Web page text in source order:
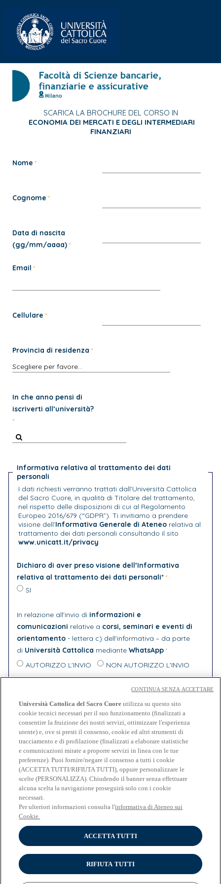
SCARICA LA BROCHURE DEL CORSO IN
ECONOMIA DEI MERCATI E DEGLI INTERMEDIARI
FINANZIARI
Nome
Cognome
Data di nascita
(gg/mm/aaaa)
Email
Cellulare
Provincia di residenza
In che anno pensi di
iscriverti all’università?
Informativa relativa al trattamento dei dati
personali
I dati richiesti verranno trattati dall’Università Cattolica
del Sacro Cuore, in qualità di Titolare del trattamento,
nel rispetto delle disposizioni di cui al Regolamento
Europeo 2016/679 (“GDPR”). Ti invitiamo a prendere
visione dell’Informativa Generale di Ateneo relativa al
trattamento dei dati personali consultando il sito
www.unicatt.it/privacy
Dichiaro di aver preso visione dell’Informativa
relativa al trattamento dei dati personali*
SI
In relazione all'invio di informazioni e
comunicazioni relative a corsi, seminari e eventi di
orientamento - lettera c) dell'informativa – da parte
di Università Cattolica mediante WhatsApp
AUTORIZZO L'INVIO
NON AUTORIZZO L'INVIO
comunicazioni e materiale
informativoaventi come oggetto:iscrizione ad eventi
organizzati da partner di Università Cattolicae/o
soggetti terzi, attività promozionali, indagini legate
a iniziative di ricerca
- lettera e) dell'Informativa
PRESTO IL CONSENSO
NEGO IL CONSENSO
INFORMATIVA RELATIVA AL TRATTAMENTO DEI DATI PERSONALI
Università Cattolica del Sacro Cuore utilizza su questo sito
cookie tecnici necessari per il suo funzionamento (finalizzati a
consentire la fruizione dei nostri servizi, ottimizzare l'esperienza
utente) e, ove si presti il consenso, cookie ed altri strumenti di
tracciamento e di profilazione (finalizzati a elaborare statistiche
e comunicazioni mirate a proporre servizi in linea con le tue
preferenze). Puoi fornire/negare il consenso a tutti i cookie
(ACCETTA TUTTI/RIFIUTA TUTTI), oppure personalizzare le
scelte (PERSONALIZZA). Chiudendo il banner senza effettuare
alcuna scelta la navigazione proseguirà solo con i cookie
necessari.
Per ulteriori informazioni consulta l'informativa di Ateneo sui
Cookie.
ACCETTA TUTTI
RIFIUTA TUTTI
CONTINUA SENZA ACCETTARE